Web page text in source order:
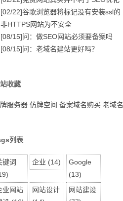
[02/22]谷歌浏览器将标记没有安装ssl的
非HTTPS网站为不安全
[08/15]问：做SEO网站必须要备案吗
[08/15]问：老域名建站更好吗？
收藏
服务器 仿牌空间 备案域名购买 老域名
列表
键词
企业 (14)
Google
(13)
业网站
网站设计
网站建设